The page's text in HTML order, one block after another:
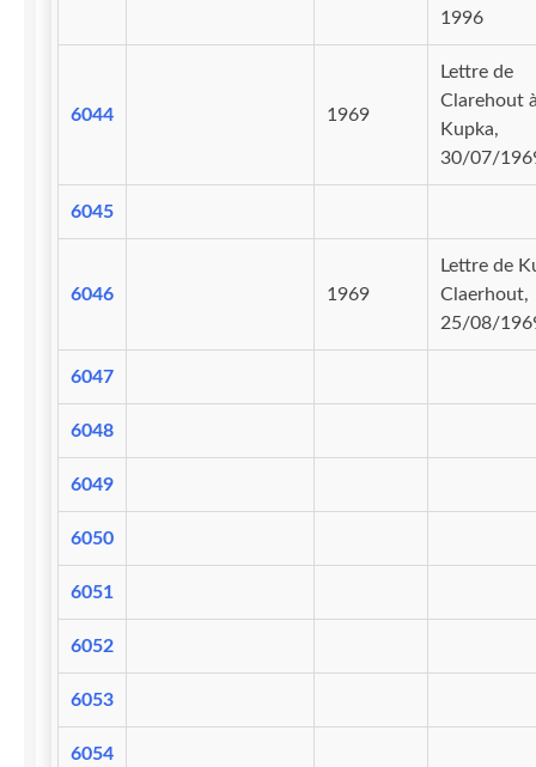
1996
6044 1969
Lettre de
Clarehout
Kupka,
30/07/
6045
6046 1969
Lettre de
Claerhout,
25/08/
6047
6048
6049
6050
6051
6052
6053
6054